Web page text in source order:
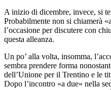
A inizio di dicembre, invece, si
Probabilmente non si chiamerà
l’occasione per discutere con
questa alleanza.
Un po’ alla volta, insomma,
sembra prendere forma
dell’Unione per il Trentino e le
Dopo l’incontro «a due» nella